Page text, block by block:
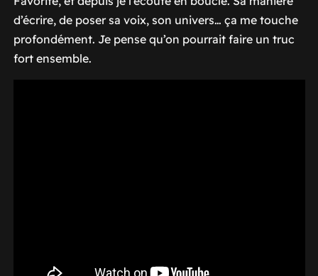
d’écrire, de poser sa voix, son univers… ça me touche
profondément. Je pense qu’on pourrait faire un truc
fort ensemble.